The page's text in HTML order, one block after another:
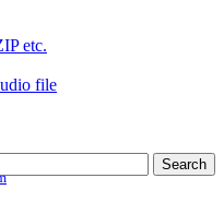
etc.
file